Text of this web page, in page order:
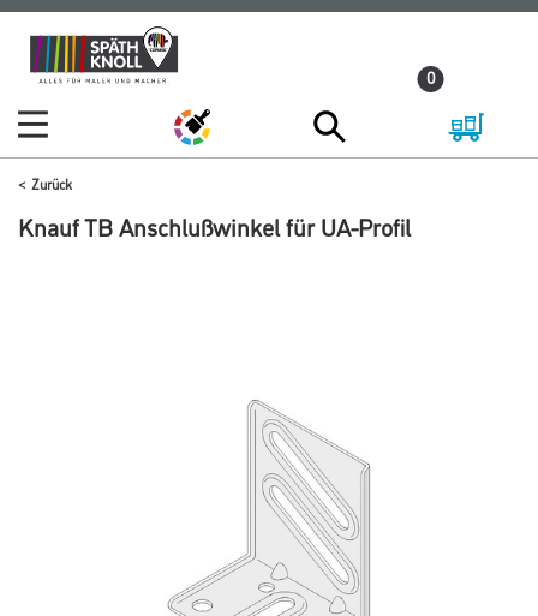
Zum
Inhalt
Zum
Navigationsmenü
0
Zurück
Knauf TB Anschlußwinkel für UA-Profil